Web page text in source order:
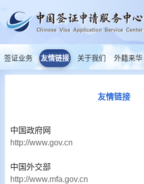
签证业务 友情链接 关于我们 外籍来华
友情链接
中国政府网
http://www.gov.cn
中国外交部
http://www.mfa.gov.cn